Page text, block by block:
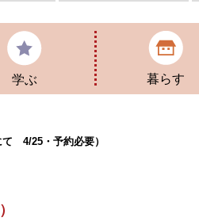
学ぶ 暮らす
4/25・予約必要）